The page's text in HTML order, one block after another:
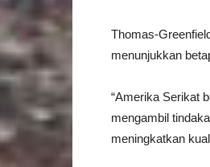
Thomas-
menunjukkan
“Amerika Serikat
mengambil
meningkatkan